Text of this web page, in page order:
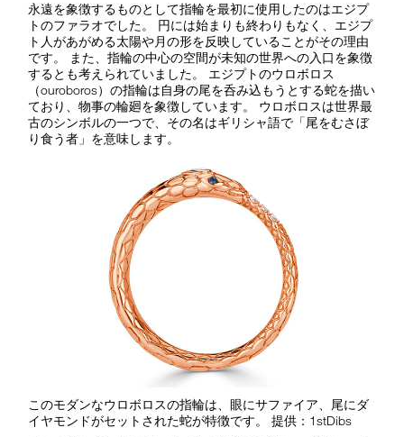
永遠を象徴するものとして指輪を最初に使用したのはエジプ
トのファラオでした。 円には始まりも終わりもなく、エジプ
ト人があがめる太陽や月の形を反映していることがその理由
です。 また、指輪の中心の空間が未知の世界への入口を象徴
するとも考えられていました。 エジプトのウロボロス
（ouroboros）の指輪は自身の尾を呑み込もうとする蛇を描い
ており、物事の輪廻を象徴しています。 ウロボロスは世界最
古のシンボルの一つで、その名はギリシャ語で「尾をむさぼ
り食う者」を意味します。
このモダンなウロボロスの指輪は、眼にサファイア、尾にダ
イヤモンドがセットされた蛇が特徴です。 提供：1stDibs